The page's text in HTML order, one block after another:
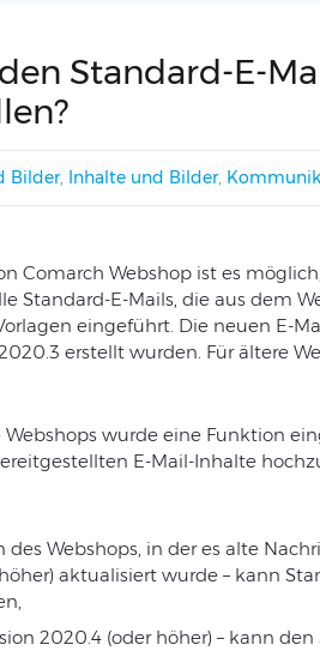
Standard-E-
Bilder, Inhalte und Bilder,
Comarch Webshop ist es
Standard-E-Mails, die aus dem
eingeführt. Die neuen E-
erstellt wurden. Für ältere
wurde eine Funktion
E-Mail-Inhalte
des Webshops, in der es alte
aktualisiert wurde – kann
2020.4 (oder höher) – kann